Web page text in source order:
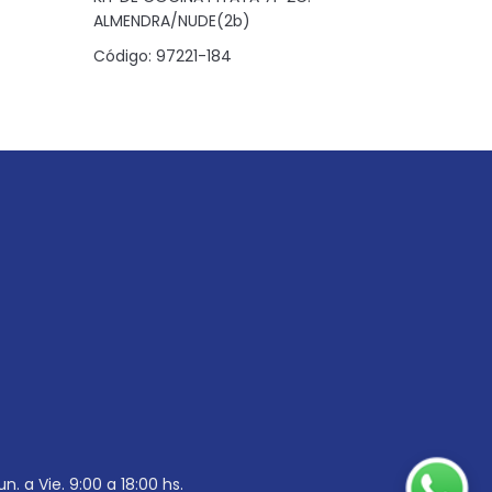
ALMENDRA/NUDE(2b)
Código: 97221-184
a Vie. 9:00 a 18:00 hs.